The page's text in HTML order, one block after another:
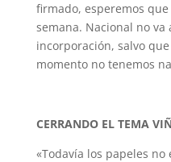
firmado, esperemos
semana. Nacional no va
incorporación, salvo
momento no tenemos
CERRANDO EL TEMA
«Todavía los papeles